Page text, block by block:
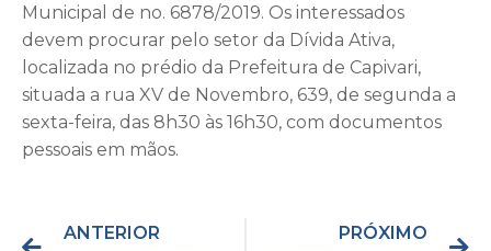
Municipal de no. 6878/2019. Os interessados
devem procurar pelo setor da Dívida Ativa,
localizada no prédio da Prefeitura de Capivari,
situada a rua XV de Novembro, 639, de segunda a
sexta-feira, das 8h30 às 16h30, com documentos
pessoais em mãos.
ANTERIOR
PRÓXIMO